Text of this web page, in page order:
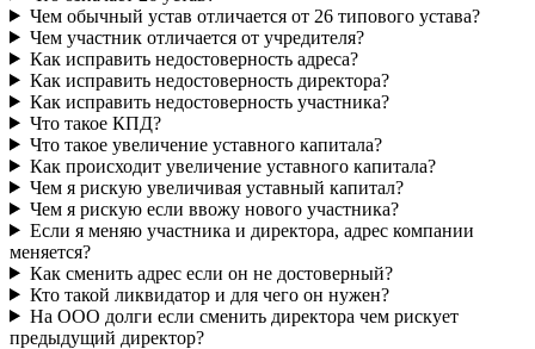
Чем обычный устав отличается от 26 типового устава?
Чем участник отличается от учредителя?
Как исправить недостоверность адреса?
Как исправить недостоверность директора?
Как исправить недостоверность участника?
Что такое КПД?
Что такое увеличение уставного капитала?
Как происходит увеличение уставного капитала?
Чем я рискую увеличивая уставный капитал?
Чем я рискую если ввожу нового участника?
Если я меняю участника и директора, адрес компании
меняется?
Как сменить адрес если он не достоверный?
Кто такой ликвидатор и для чего он нужен?
На ООО долги если сменить директора чем рискует
предыдущий директор?